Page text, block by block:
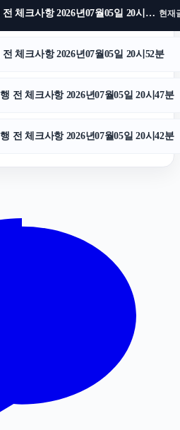
대구이혼전문변호사
안산이혼전문변호사
인스타그램 팔로워 구매
의정부이혼전문변호사
강남하수구막힘 진행 전 체크사항 2026년07월05일 20시59분 현재
체크사항 2026년07월05일 20시52분
전 체크사항 2026년07월05일 20시47분
전 체크사항 2026년07월05일 20시42분